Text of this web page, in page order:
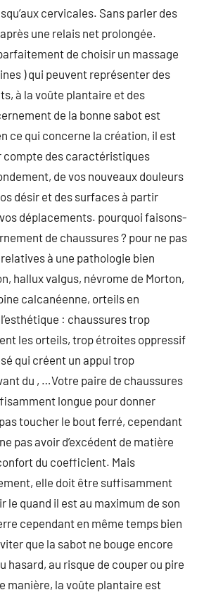
cervicales. Sans parler des
une relais net prolongée.
de choisir un massage
) qui peuvent représenter des
à la voûte plantaire et des
de la bonne sabot est
ce qui concerne la création, il est
compte des caractéristiques
de vos nouveaux douleurs
désir et des surfaces à partir
déplacements. pourquoi faisons-
de chaussures ? pour ne pas
à une pathologie bien
hallux valgus, névrome de Morton,
calcanéenne, orteils en
: chaussures trop
les orteils, trop étroites oppressif
qui créent un appui trop
du , …Votre paire de chaussures
longue pour donner
toucher le bout ferré, cependant
pas avoir d’excédent de matière
du coefficient. Mais
elle doit être suffisamment
le quand il est au maximum de son
cependant en même temps bien
que la sabot ne bouge encore
hasard, au risque de couper ou pire
manière, la voûte plantaire est